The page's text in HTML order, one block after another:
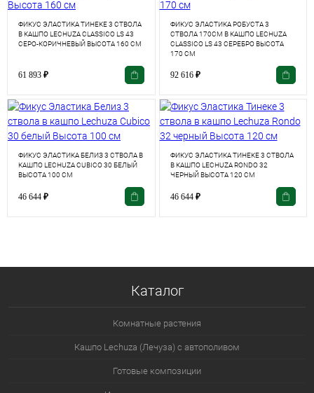
ФИКУС ЭЛАСТИКА ТИНЕКЕ 3 СТВОЛА
В КАШПО LECHUZA CLASSICO LS 43
СЕРО-КОРИЧНЕВЫЙ ВЫСОТА 160 СМ
61 893 ₽
ФИКУС ЭЛАСТИКА РОБУСТА 3
СТВОЛА 170СМ В КАШПО LECHUZA
CLASSICO LS 43 СЕРЕБРО ВЫСОТА
170 СМ
92 616 ₽
ФИКУС ЭЛАСТИКА БЕЛИЗ 3 СТВОЛА В
КАШПО LECHUZA CUBICO 30 БЕЛЫЙ
ВЫСОТА 100 СМ
46 644 ₽
ФИКУС ЭЛАСТИКА ТИНЕКЕ 3 СТВОЛА
В КАШПО LECHUZA RONDO 32
ЧЕРНЫЙ ВЫСОТА 120 СМ
46 644 ₽
Каталог
Комнатные растения
Кашпо Lechuza (Лечуза) с автополивом
Готовые композиции